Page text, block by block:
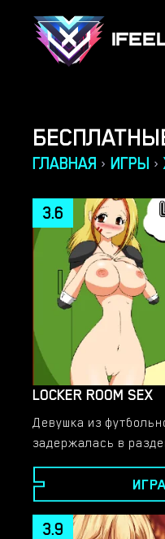
ГЛАВНАЯ › ИГРЫ ›
LOCKER ROOM SEX
3.6
Девушка из
задержалась в
снять все свои
друг-тренер.
3.9